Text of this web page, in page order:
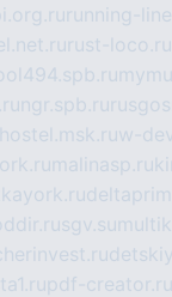
running-
rust-loco.ru
ngr.spb.ru
w-
malinasp.ru
sgv.su
pdf-creator.ru